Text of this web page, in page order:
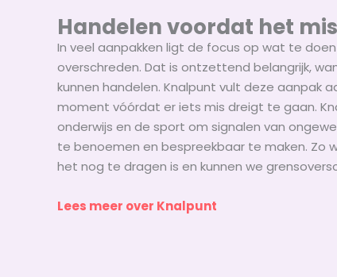
Handelen voordat het
In veel aanpakken ligt de focus op wat te
overschreden. Dat is ontzettend belangrijk,
kunnen handelen. Knalpunt vult deze aanpak
moment vóórdat er iets mis dreigt te gaan.
onderwijs en de sport om signalen van
te benoemen en bespreekbaar te maken. Zo
het nog te dragen is en kunnen we
Lees meer over Knalpunt